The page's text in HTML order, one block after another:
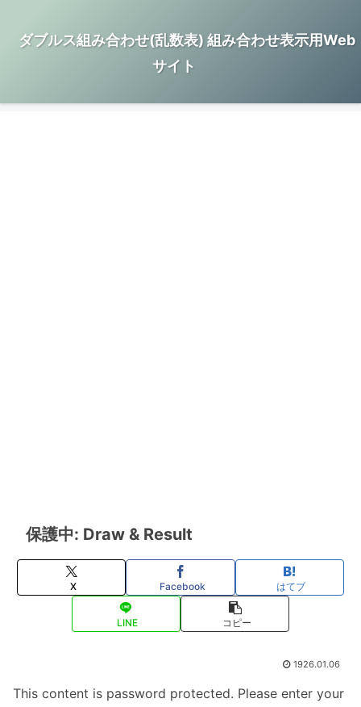
ダブルス組み合わせ(乱数表) 組み合わせ表示用Web
サイト
保護中: Draw & Result
X Facebook はてブ
LINE コピー
1926.01.06
This content is password protected. Please enter your